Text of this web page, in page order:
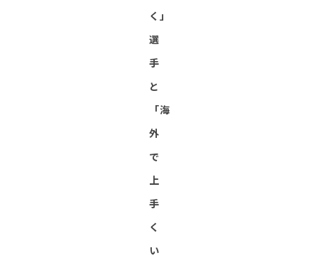
く」
選
手
と
「海
外
で
上
手
く
い